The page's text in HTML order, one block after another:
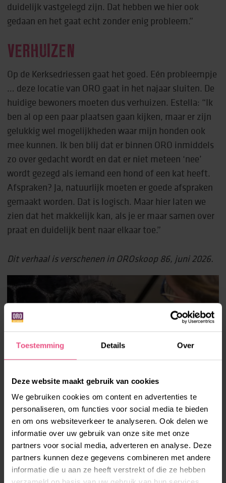
Toestemming Details Over
Deze website maakt gebruik van cookies
We gebruiken cookies om content en advertenties te
personaliseren, om functies voor social media te bieden
en om ons websiteverkeer te analyseren. Ook delen we
informatie over uw gebruik van onze site met onze
partners voor social media, adverteren en analyse. Deze
partners kunnen deze gegevens combineren met andere
informatie die u aan ze heeft verstrekt of die ze hebben
duidelijk vastgelegd zijn. Dat hebben we hier ook
gedaan en het gaat echt zonder enig probleem.”
VERHUIZEN
Op de Kerksedriessen gaat het goed. Eén probleempje
… deze locatie van ORO gaat in het najaar sluiten. De
huidige bewoners moeten dus verhuizen. Estella: “Ik
ben al op een paar plaatsen gaan kijken, maar er zijn
gelukkig wel mogelijkheden waar mijn honden ook
mee kunnen. Ik ben blij dat er binnen ORO inmiddels
zo over gedacht wordt en dat er niet meteen ‘nee’
wordt gezegd als iemand een hond of een kat heeft.
Afspraken? Ja, natuurlijk moeten er goede afspraken
gemaakt worden. Dat is logisch. Maar hier laten we
zien dat het makkelijk kan, als je er maar samen over
praat en duidelijk bent naar elkaar toe.”
Dit verhaal is verschenen in OROskoop 86, juni 2026.